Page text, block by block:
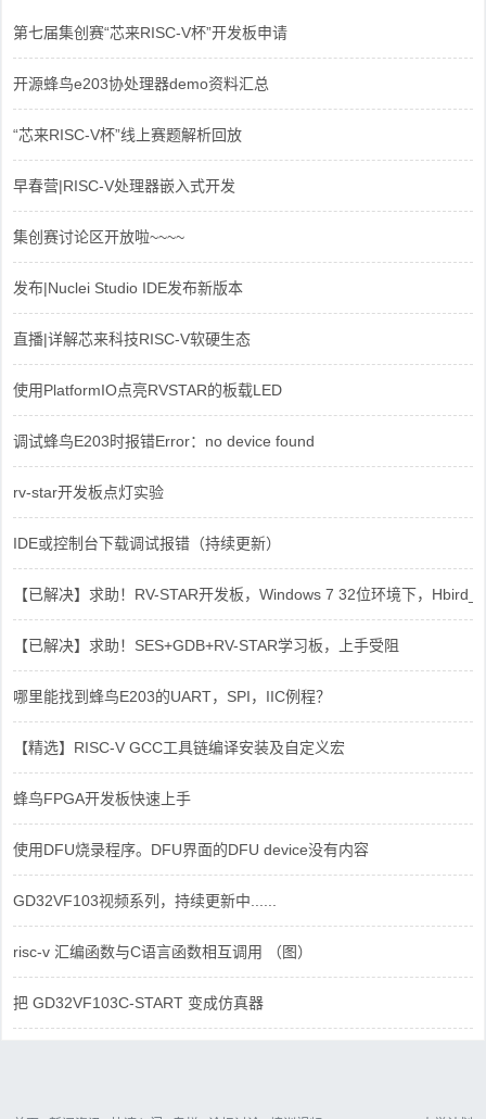
第七届集创赛“芯来RISC-V杯”开发板申请
开源蜂鸟e203协处理器demo资料汇总
“芯来RISC-V杯”线上赛题解析回放
早春营|RISC-V处理器嵌入式开发
集创赛讨论区开放啦~~~~
发布|Nuclei Studio IDE发布新版本
直播|详解芯来科技RISC-V软硬生态
使用PlatformIO点亮RVSTAR的板载LED
调试蜂鸟E203时报错Error：no device found
rv-star开发板点灯实验
IDE或控制台下载调试报错（持续更新）
【已解决】求助！RV-STAR开发板，Windows 7 32位环境下，
【已解决】求助！SES+GDB+RV-STAR学习板，上手受阻
哪里能找到蜂鸟E203的UART，SPI，IIC例程？
【精选】RISC-V GCC工具链编译安装及自定义宏
蜂鸟FPGA开发板快速上手
使用DFU烧录程序。DFU界面的DFU device没有内容
GD32VF103视频系列，持续更新中......
risc-v 汇编函数与C语言函数相互调用 （图）
把 GD32VF103C-START 变成仿真器